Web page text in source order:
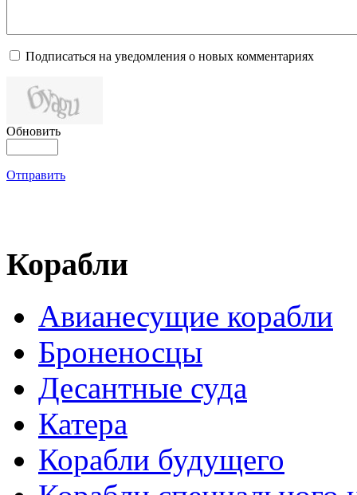
Подписаться на уведомления о новых комментариях
Обновить
Отправить
Корабли
Авианесущие корабли
Броненосцы
Десантные суда
Катера
Корабли будущего